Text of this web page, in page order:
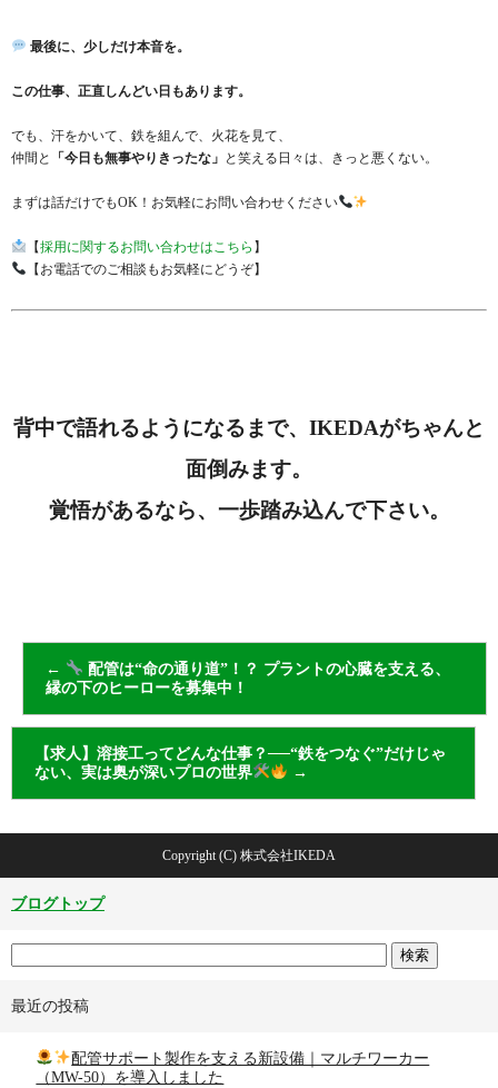
最後に、少しだけ本音を。
この仕事、正直しんどい日もあります。
でも、汗をかいて、鉄を組んで、火花を見て、
仲間と
「今日も無事やりきったな」 と笑える日々は、きっと悪くない。
まずは話だけでもOK！お気軽にお問い合わせください
【採用に関するお問い合わせはこちら 】
【お電話でのご相談もお気軽にどうぞ】
背中で語れるようになるまで、IKEDAがちゃんと
面倒みます。
覚悟があるなら、一歩踏み込んで下さい。
←
配管は“命の通り道”！？ プラントの心臓を支える、
縁の下のヒーローを募集中！
【求人】溶接工ってどんな仕事？──“鉄をつなぐ”だけじゃ
ない、実は奥が深いプロの世界
→
Copyright (C) 株式会社IKEDA
ブログトップ
最近の投稿
配管サポート製作を支える新設備｜マルチワーカー
（MW-50）を導入しました